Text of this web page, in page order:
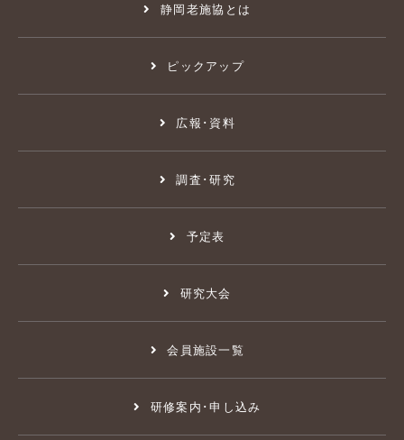
静岡老施協とは
ピックアップ
広報･資料
調査･研究
予定表
研究大会
会員施設一覧
研修案内･申し込み